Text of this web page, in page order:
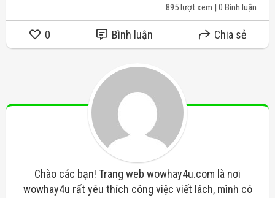
895 lượt xem | 0 Bình luận
0 Bình luận Chia sẻ
Chào các bạn! Trang web wowhay4u.com là nơi
wowhay4u rất yêu thích công việc viết lách, mình có